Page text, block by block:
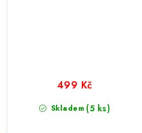
Skladem (5 ks)
499 Kč